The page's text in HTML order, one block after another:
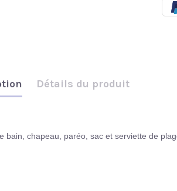
Détails du produit
bain, chapeau, paréo, sac et serviette de